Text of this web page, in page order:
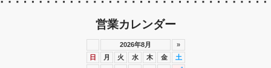
営業カレンダー